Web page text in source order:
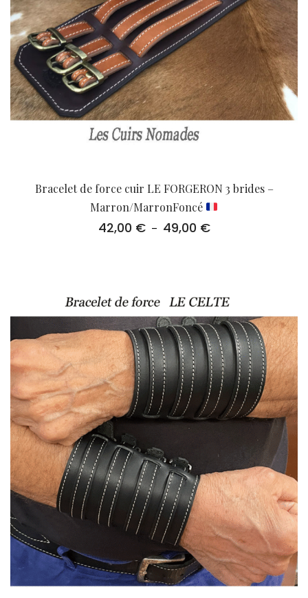
Bracelet de force cuir LE FORGERON 3 brides –
Marron/MarronFoncé
42,00 € – 49,00 €Plage
49,00 €